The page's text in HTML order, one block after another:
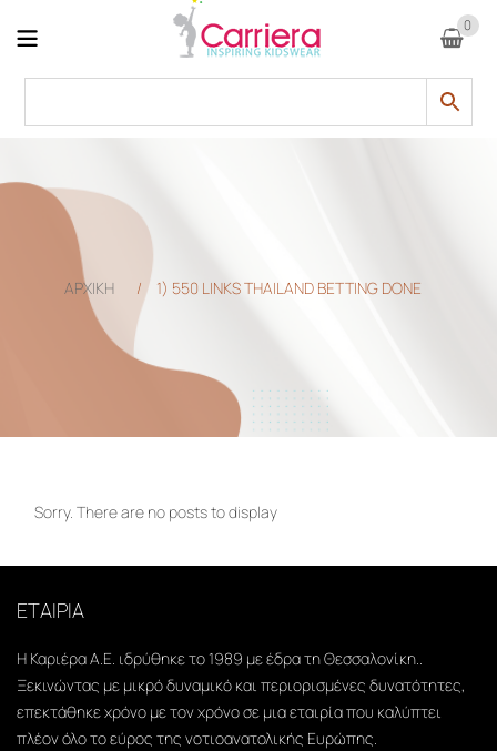
0
ΑΡΧΙΚΗ / 1) 550 LINKS THAILAND BETTING DONE
Sorry. There are no posts to display
ΕΤΑΙΡΙΑ
Η Καριέρα Α.Ε. ιδρύθηκε το 1989 με έδρα τη Θεσσαλονίκη..
Ξεκινώντας με μικρό δυναμικό και περιορισμένες δυνατότητες,
επεκτάθηκε χρόνο με τον χρόνο σε μια εταιρία που καλύπτει
πλέον όλο το εύρος της νοτιοανατολικής Ευρώπης.